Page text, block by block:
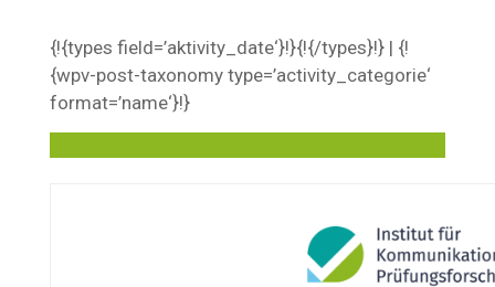
{!{types field=’aktivity_date‘}!}{!{/types}!} | {!
{wpv-post-taxonomy type=’activity_categorie‘
format=’name‘}!}